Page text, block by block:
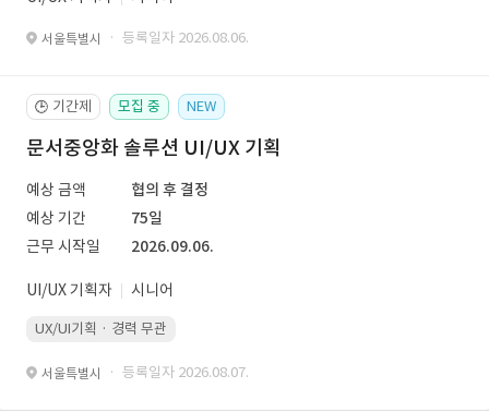
서울특별시 · 등록일자 2026.08.06.
🕒 기간제 모집 중 NEW
문서중앙화 솔루션 UI/UX 기획
예상 금액
협의 후 결정
예상 기간
75일
근무 시작일
2026.09.06.
UI/UX 기획자 시니어
UX/UI기획 · 경력 무관
서울특별시 · 등록일자 2026.08.07.